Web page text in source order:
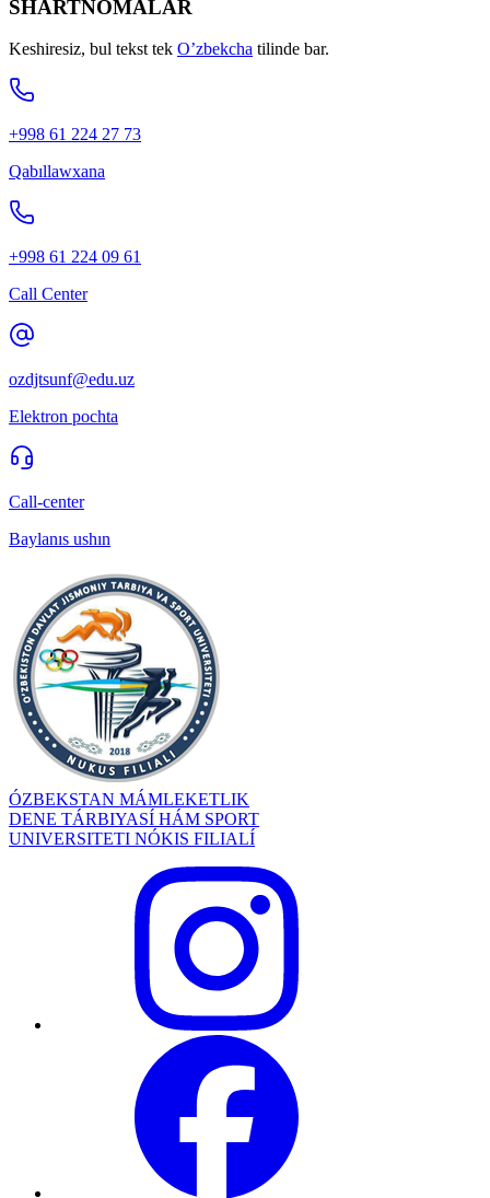
SHARTNOMALAR
Keshiresiz, bul tekst tek O’zbekcha tilinde bar.
+998 61 224 27 73
Qabıllawxana
+998 61 224 09 61
Call Center
ozdjtsunf@edu.uz
Elektron pochta
Call-center
Baylanıs ushın
ÓZBEKSTAN MÁMLEKETLIK
DENE TÁRBIYASÍ HÁM SPORT
UNIVERSITETI NÓKIS FILIALÍ